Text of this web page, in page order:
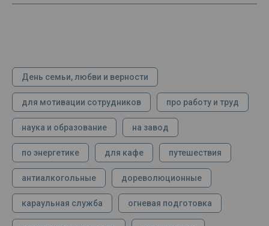
День семьи, любви и верности
для мотивации сотрудников про работу и труд
наука и образование на завод
по энергетике для кафе путешествия
антиалкогольные дореволюционные
караульная служба огневая подготовка